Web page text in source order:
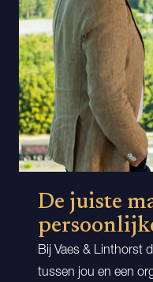
De juiste
Bij Vaes & Linthorst
tussen jou en een